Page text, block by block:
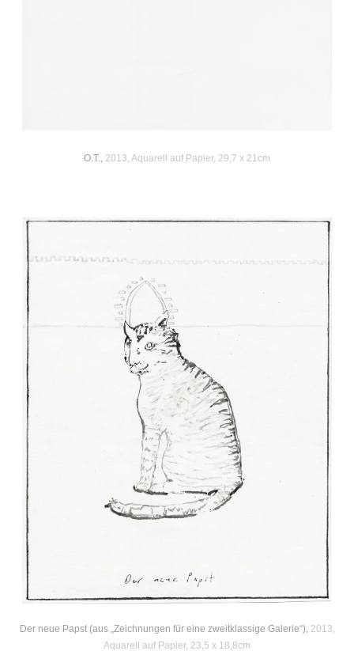
O.T., 2013, Aquarell auf Papier, 29,7 x 21cm
Der neue Papst (aus „Zeichnungen für eine zweitklassige Galerie“), 2013,
Aquarell auf Papier, 23,5 x 18,8cm